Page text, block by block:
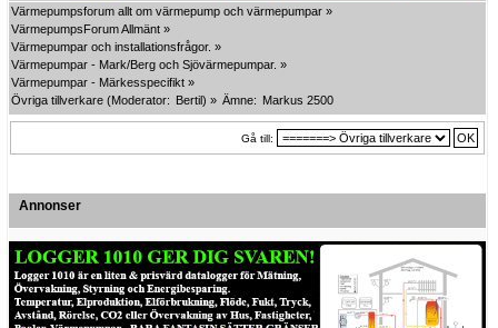
Värmepumpsforum allt om värmepump och värmepumpar »
VärmepumpsForum Allmänt »
Värmepumpar och installationsfrågor. »
Värmepumpar - Mark/Berg och Sjövärmepumpar. »
Värmepumpar - Märkesspecifikt »
Övriga tillverkare (Moderator: Bertil) » Ämne: Markus 2500
Gå till:
Annonser